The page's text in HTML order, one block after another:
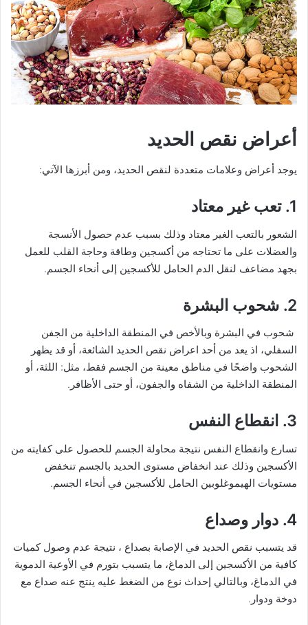
أعراض نقص الحديد
يوجد أعراض وعلامات متعددة لنقص الحديد، ومن أبرزها الآتي:
1. تعب غير معتاد
الشعور بالتعب الغير معتاد وذلك بسبب عدم حصول الأنسجة
والعضلات على ما تحتاجه من أكسجين وطاقة وحاجة القلب للعمل
بجهد مضاعف لنقل الدم الحامل للأكسجين إلى أنحاء الجسم.
2. شحوب البشرة
شحوب في البشرة وبالأخص في المنطقة الداخلية من الجفن
السفلي، اذ يعد من أحد اعراض نقص الحديد الشائعة، أو قد يظهر
الشحوب واضحًا في مناطق معينة من الجسم فقط، مثل: اللثة، أو
المنطقة الداخلية من الشفاه والجفون، أو حتى الأظافر.
3. انقطاع النفس
تسارع وانقطاع النفس نتيجة محاولة الجسم للحصول على كفايته من
الأكسجين وذلك عند انخفاض مستوى الحديد بالجسم تنخفض
مستويات الهيموغلوبين الحامل للأكسجين في أنحاء الجسم.
4. دوار وصداع
قد يتسبب نقص الحديد في الإصابة بصداع ، نتيجة عدم وصول كميات
كافية من الأكسجين إلى الدماغ، ما يتسبب بتورم في الأوعية الدموية
في الدماغ، وبالتالي إحداث نوع من الضغط عليه ينتج عنه صداع مع
دوخة ودوار.